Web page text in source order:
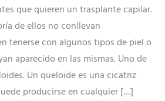
que quieren un trasplante capilar.
de ellos no conllevan
tenerse con algunos tipos de piel o
aparecido en las mismas. Uno de
Un queloide es una cicatriz
producirse en cualquier […]